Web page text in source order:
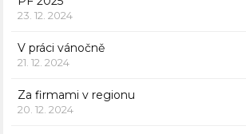
23. 12. 2024
V práci vánočně
21. 12. 2024
Za firmami v regionu
20. 12. 2024